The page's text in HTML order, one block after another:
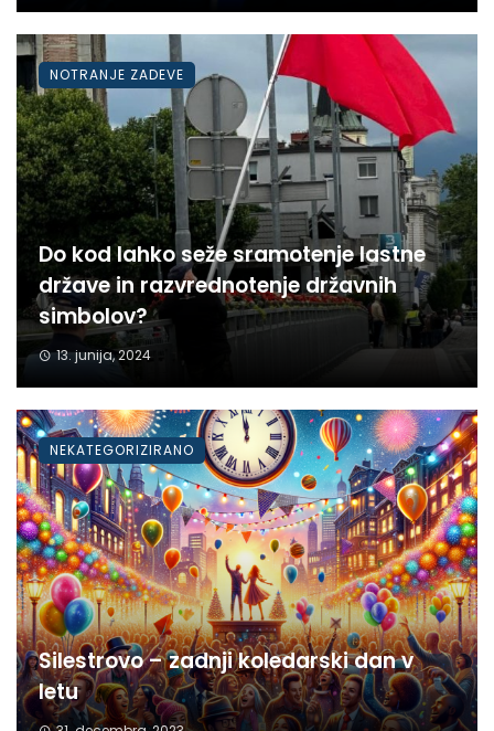
Do kod lahko seže sramotenje lastne
države in razvrednotenje državnih
simbolov?
13. junija, 2024
NOTRANJE ZADEVE
Silestrovo – zadnji koledarski dan v
letu
NEKATEGORIZIRANO